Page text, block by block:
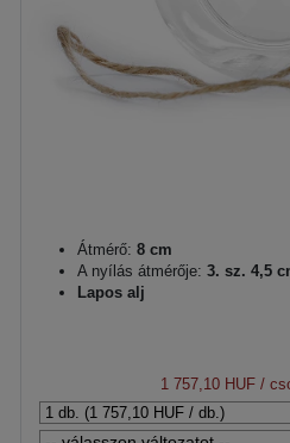
Átmérő: 8 cm
A nyílás átmérője: 3. sz. 4,5
Lapos alj
1 757,10 HUF/